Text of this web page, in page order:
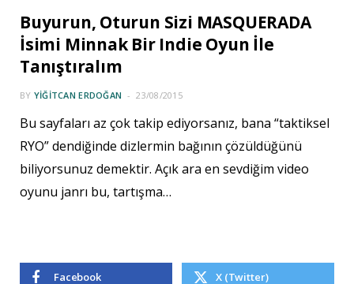
Buyurun, Oturun Sizi MASQUERADA
İsimi Minnak Bir Indie Oyun İle
Tanıştıralım
BY YIĞITCAN ERDOĞAN 23/08/2015
Bu sayfaları az çok takip ediyorsanız, bana “taktiksel
RYO” dendiğinde dizlermin bağının çözüldüğünü
biliyorsunuz demektir. Açık ara en sevdiğim video
oyunu janrı bu, tartışma…
Facebook X (Twitter)